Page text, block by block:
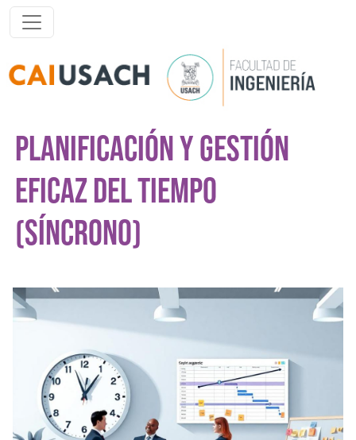
Pasar al contenido principal
PLANIFICACIÓN Y GESTIÓN
EFICAZ DEL TIEMPO
(SÍNCRONO)
Imagen del curso